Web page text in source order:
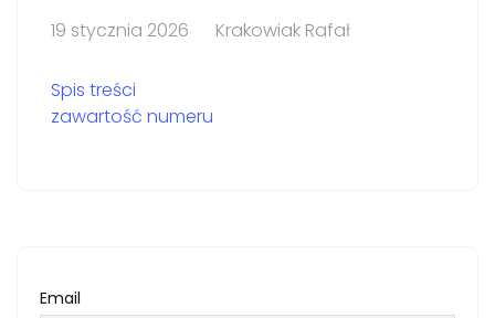
19 stycznia 2026 Krakowiak Rafał
Spis treści
zawartość numeru
Email